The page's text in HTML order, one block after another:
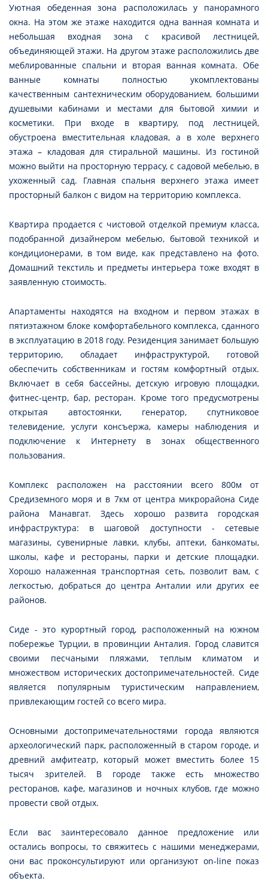
Уютная обеденная зона расположилась у панорамного
окна. На этом же этаже находится одна ванная комната и
небольшая входная зона с красивой лестницей,
объединяющей этажи. На другом этаже расположились две
меблированные спальни и вторая ванная комната. Обе
ванные комнаты полностью укомплектованы
качественным сантехническим оборудованием, большими
душевыми кабинами и местами для бытовой химии и
косметики. При входе в квартиру, под лестницей,
обустроена вместительная кладовая, а в холе верхнего
этажа – кладовая для стиральной машины. Из гостиной
можно выйти на просторную террасу, с садовой мебелью, в
ухоженный сад. Главная спальня верхнего этажа имеет
просторный балкон с видом на территорию комплекса.
Квартира продается с чистовой отделкой премиум класса,
подобранной дизайнером мебелью, бытовой техникой и
кондиционерами, в том виде, как представлено на фото.
Домашний текстиль и предметы интерьера тоже входят в
заявленную стоимость.
Апартаменты находятся на входном и первом этажах в
пятиэтажном блоке комфортабельного комплекса, сданного
в эксплуатацию в 2018 году. Резиденция занимает большую
территорию, обладает инфраструктурой, готовой
обеспечить собственникам и гостям комфортный отдых.
Включает в себя бассейны, детскую игровую площадки,
фитнес-центр, бар, ресторан. Кроме того предусмотрены
открытая автостоянки, генератор, спутниковое
телевидение, услуги консъержа, камеры наблюдения и
подключение к Интернету в зонах общественного
пользования.
Комплекс расположен на расстоянии всего 800м от
Средиземного моря и в 7км от центра микрорайона Сиде
района Манавгат. Здесь хорошо развита городская
инфраструктура: в шаговой доступности - сетевые
магазины, сувенирные лавки, клубы, аптеки, банкоматы,
школы, кафе и рестораны, парки и детские площадки.
Хорошо налаженная транспортная сеть, позволит вам, с
легкостью, добраться до центра Анталии или других ее
районов.
Сиде - это курортный город, расположенный на южном
побережье Турции, в провинции Анталия. Город славится
своими песчаными пляжами, теплым климатом и
множеством исторических достопримечательностей. Сиде
является популярным туристическим направлением,
привлекающим гостей со всего мира.
Основными достопримечательностями города являются
археологический парк, расположенный в старом городе, и
древний амфитеатр, который может вместить более 15
тысяч зрителей. В городе также есть множество
ресторанов, кафе, магазинов и ночных клубов, где можно
провести свой отдых.
Если вас заинтересовало данное предложение или
остались вопросы, то свяжитесь с нашими менеджерами,
они вас проконсультируют или организуют on-line показ
объекта.